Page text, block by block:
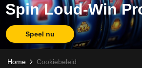
Spin Loud-Win
Speel nu
Home Cookiebeleid